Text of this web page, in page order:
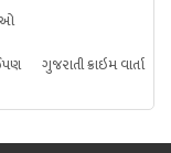
ગુજરાતી ક્રાઇમ વાર્તા